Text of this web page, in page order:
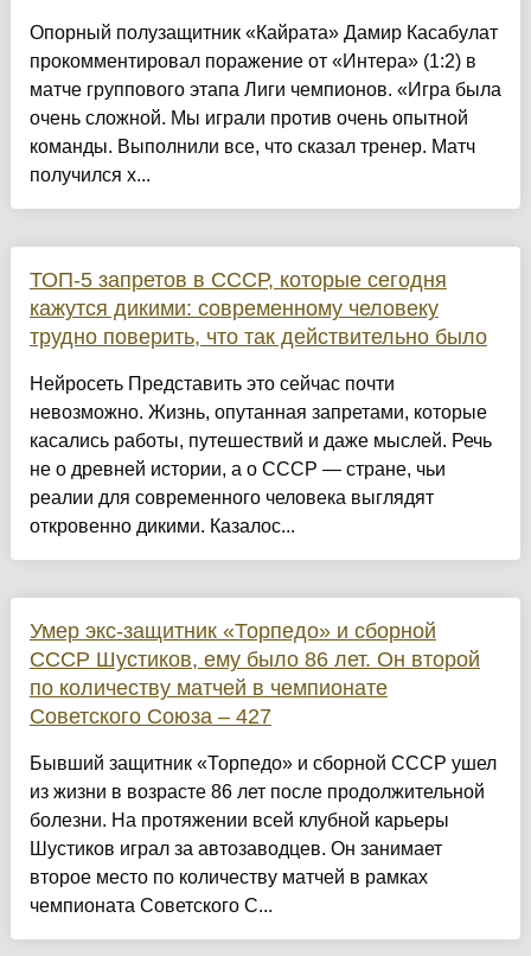
Опорный полузащитник «Кайрата» Дамир Касабулат
прокомментировал поражение от «Интера» (1:2) в
матче группового этапа Лиги чемпионов. «Игра была
очень сложной. Мы играли против очень опытной
команды. Выполнили все, что сказал тренер. Матч
получился х...
ТОП-5 запретов в СССР, которые сегодня
кажутся дикими: современному человеку
трудно поверить, что так действительно было
Нейросеть Представить это сейчас почти
невозможно. Жизнь, опутанная запретами, которые
касались работы, путешествий и даже мыслей. Речь
не о древней истории, а о СССР — стране, чьи
реалии для современного человека выглядят
откровенно дикими. Казалос...
Умер экс-защитник «Торпедо» и сборной
СССР Шустиков, ему было 86 лет. Он второй
по количеству матчей в чемпионате
Советского Союза – 427
Бывший защитник «Торпедо» и сборной СССР ушел
из жизни в возрасте 86 лет после продолжительной
болезни. На протяжении всей клубной карьеры
Шустиков играл за автозаводцев. Он занимает
второе место по количеству матчей в рамках
чемпионата Советского С...